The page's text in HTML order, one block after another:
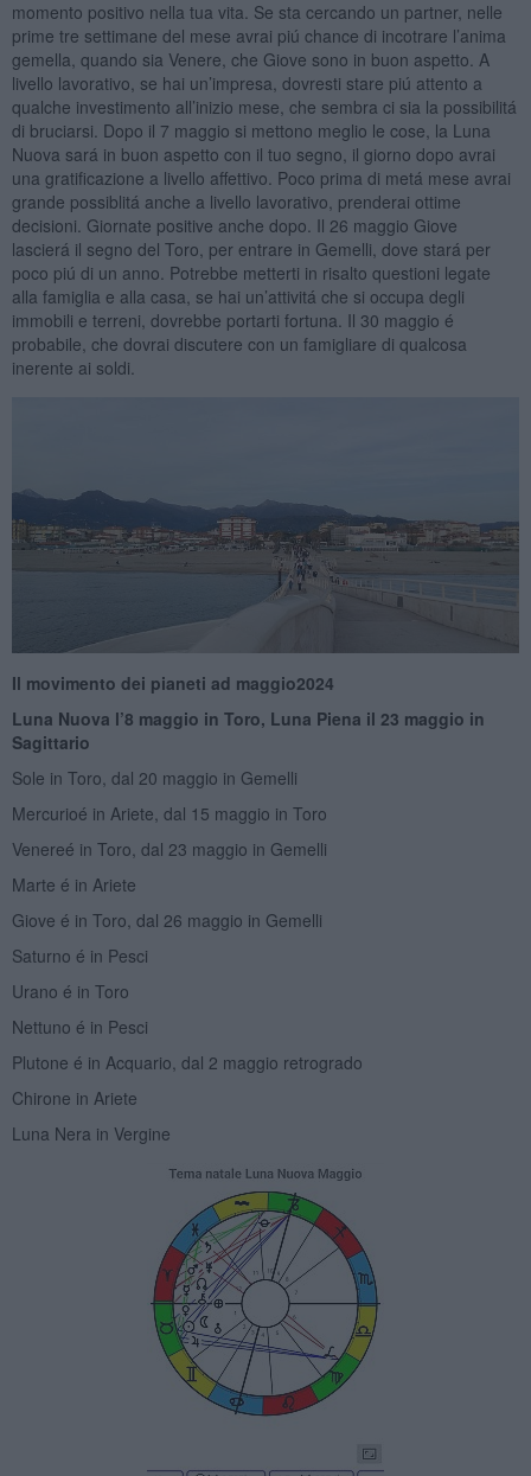
momento positivo nella tua vita. Se sta cercando un partner, nelle
prime tre settimane del mese avrai piú chance di incotrare l’anima
gemella, quando sia Venere, che Giove sono in buon aspetto. A
livello lavorativo, se hai un’impresa, dovresti stare piú attento a
qualche investimento all’inizio mese, che sembra ci sia la possibilitá
di bruciarsi. Dopo il 7 maggio si mettono meglio le cose, la Luna
Nuova sará in buon aspetto con il tuo segno, il giorno dopo avrai
una gratificazione a livello affettivo. Poco prima di metá mese avrai
grande possiblitá anche a livello lavorativo, prenderai ottime
decisioni. Giornate positive anche dopo. Il 26 maggio Giove
lascierá il segno del Toro, per entrare in Gemelli, dove stará per
poco piú di un anno. Potrebbe metterti in risalto questioni legate
alla famiglia e alla casa, se hai un’attivitá che si occupa degli
immobili e terreni, dovrebbe portarti fortuna. Il 30 maggio é
probabile, che dovrai discutere con un famigliare di qualcosa
inerente ai soldi.
Il movimento dei pianeti ad maggio2024
Luna Nuova l’8 maggio in Toro, Luna Piena il 23 maggio in
Sagittario
Sole in Toro, dal 20 maggio in Gemelli
Mercurioé in Ariete, dal 15 maggio in Toro
Venereé in Toro, dal 23 maggio in Gemelli
Marte é in Ariete
Giove é in Toro, dal 26 maggio in Gemelli
Saturno é in Pesci
Urano é in Toro
Nettuno é in Pesci
Plutone é in Acquario, dal 2 maggio retrogrado
Chirone in Ariete
Luna Nera in Vergine